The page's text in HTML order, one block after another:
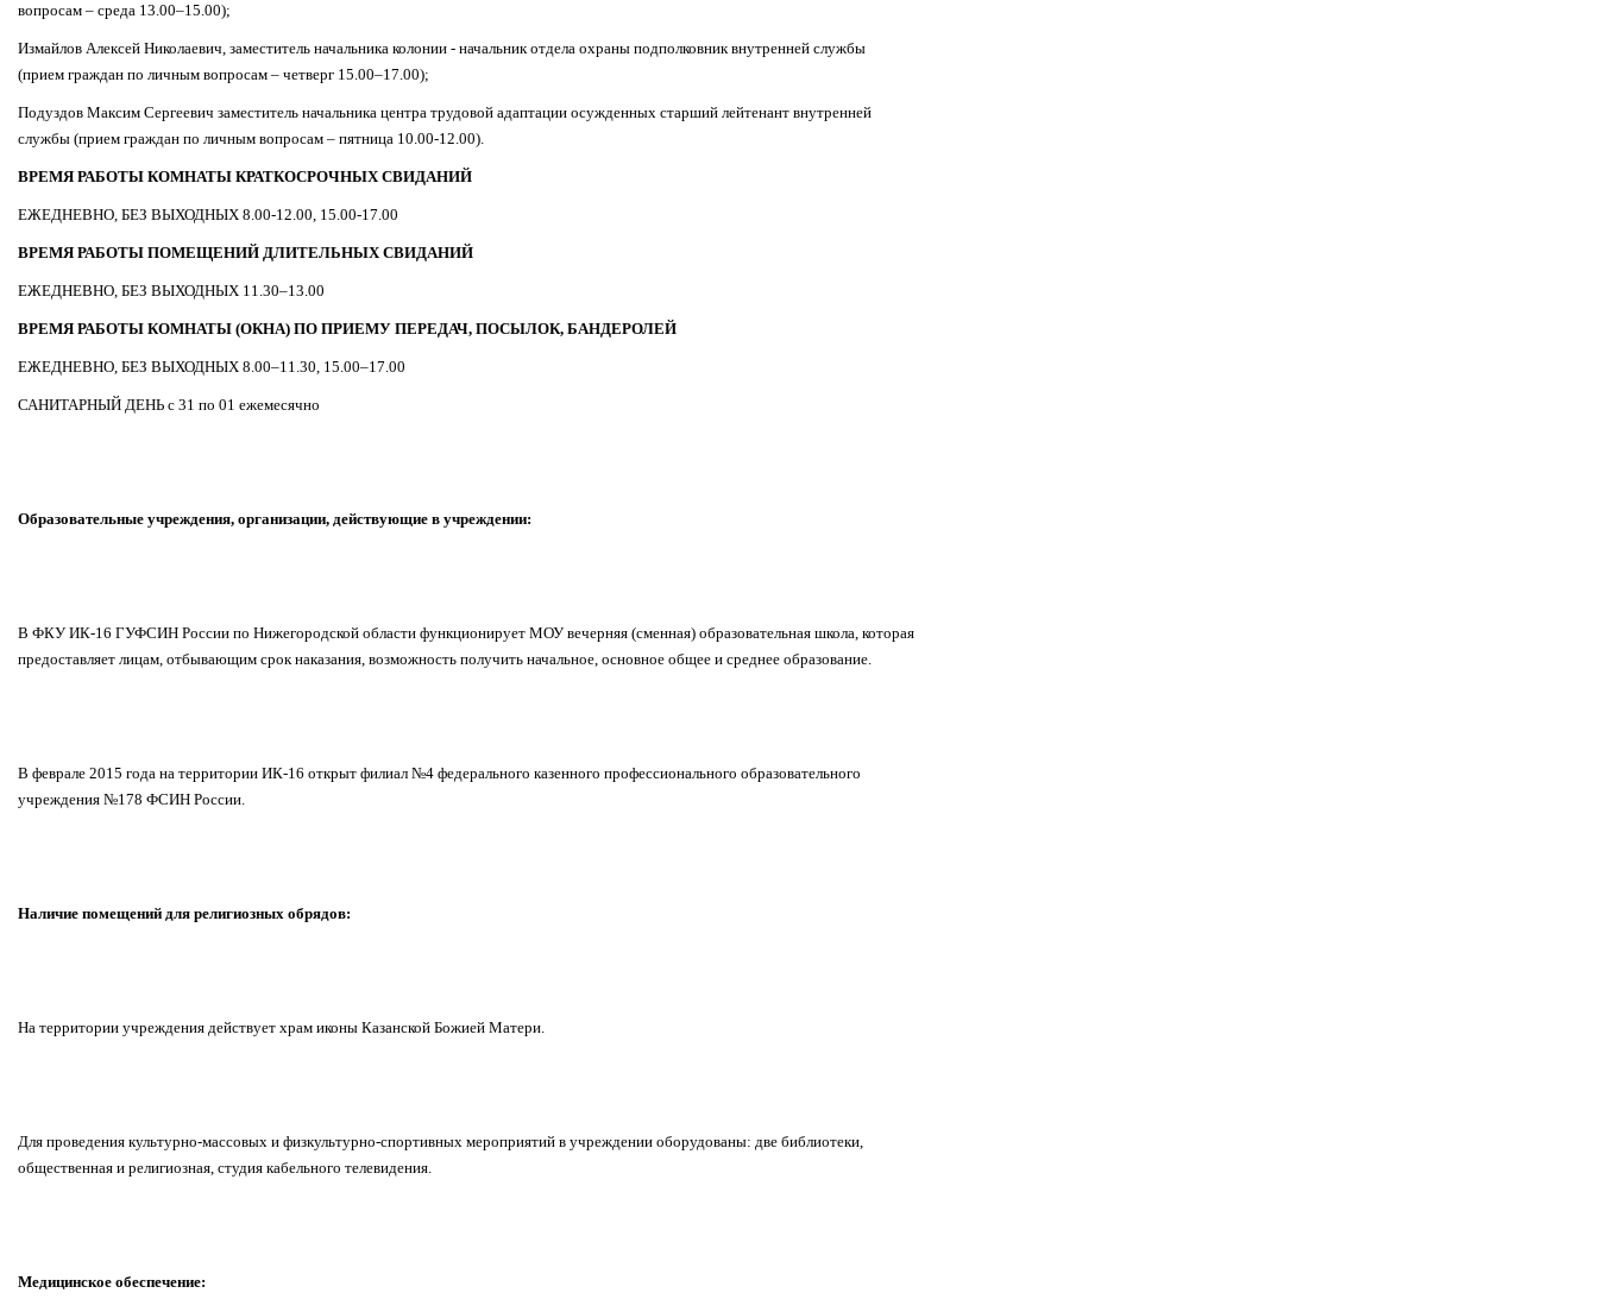
вопросам – среда 13.00–15.00);
Измайлов Алексей Николаевич, заместитель начальника колонии - начальник отдела охраны подполковник внутренней службы
(прием граждан по личным вопросам – четверг 15.00–17.00);
Подуздов Максим Сергеевич заместитель начальника центра трудовой адаптации осужденных старший лейтенант внутренней
службы (прием граждан по личным вопросам – пятница 10.00-12.00).
ВРЕМЯ РАБОТЫ КОМНАТЫ КРАТКОСРОЧНЫХ СВИДАНИЙ
ЕЖЕДНЕВНО, БЕЗ ВЫХОДНЫХ 8.00-12.00, 15.00-17.00
ВРЕМЯ РАБОТЫ ПОМЕЩЕНИЙ ДЛИТЕЛЬНЫХ СВИДАНИЙ
ЕЖЕДНЕВНО, БЕЗ ВЫХОДНЫХ 11.30–13.00
ВРЕМЯ РАБОТЫ КОМНАТЫ (ОКНА) ПО ПРИЕМУ ПЕРЕДАЧ, ПОСЫЛОК, БАНДЕРОЛЕЙ
ЕЖЕДНЕВНО, БЕЗ ВЫХОДНЫХ 8.00–11.30, 15.00–17.00
САНИТАРНЫЙ ДЕНЬ с 31 по 01 ежемесячно
Образовательные учреждения, организации, действующие в учреждении:
В ФКУ ИК-16 ГУФСИН России по Нижегородской области функционирует МОУ вечерняя (сменная) образовательная школа, которая
предоставляет лицам, отбывающим срок наказания, возможность получить начальное, основное общее и среднее образование.
В феврале 2015 года на территории ИК-16 открыт филиал №4 федерального казенного профессионального образовательного
учреждения №178 ФСИН России.
Наличие помещений для религиозных обрядов:
На территории учреждения действует храм иконы Казанской Божией Матери.
Для проведения культурно-массовых и физкультурно-спортивных мероприятий в учреждении оборудованы: две библиотеки,
общественная и религиозная, студия кабельного телевидения.
Медицинское обеспечение: